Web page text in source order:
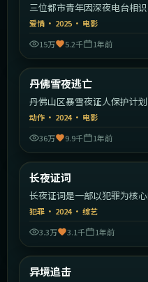
三位都市青年因深夜电台相
灯塔。
爱情 · 2025 · 电影
15万
5.2千 1年前
最新
丹佛雪夜逃亡
丹佛山区暴雪夜证人保护计
逃亡。
动作 · 2024· 电影
36万
9.9千 1年前
最新
长夜证词
长夜证词是一部以犯罪为核
物成长展开，整体节奏紧凑，
犯罪 · 2024· 综艺
3.3万
3.1千 1年前
最新
异境追击